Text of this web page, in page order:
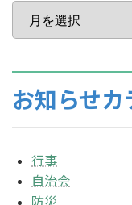
お知らせカ
行事
自治会
防災